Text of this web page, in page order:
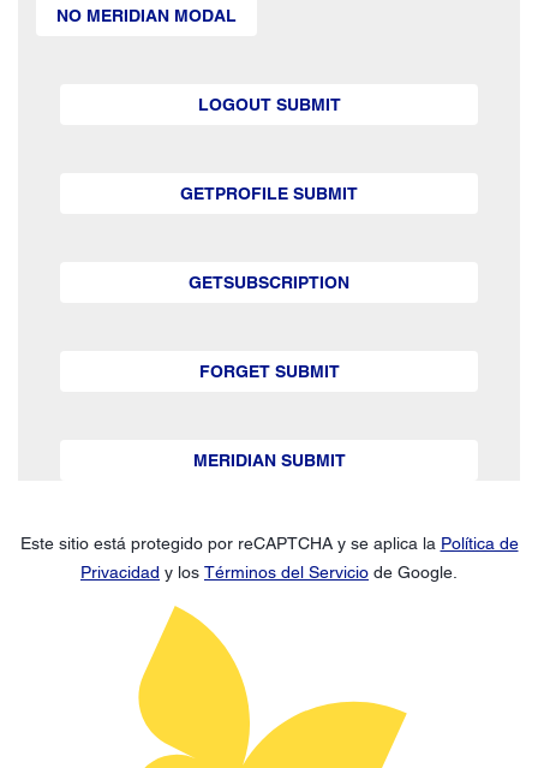
NO MERIDIAN MODAL
LOGOUT SUBMIT
GETPROFILE SUBMIT
GETSUBSCRIPTION
FORGET SUBMIT
MERIDIAN SUBMIT
Este sitio está protegido por reCAPTCHA y se aplica la Política de
Privacidad y los Términos del Servicio de Google.